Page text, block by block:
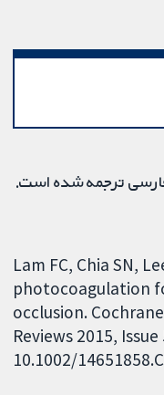
فارسی ترجمه شده است.
Lam FC, Chia SN,
photocoagulation
occlusion.
Reviews 2015,
10.1002/